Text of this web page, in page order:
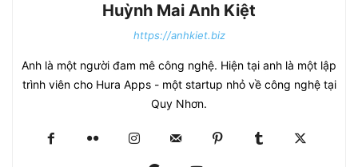
Huỳnh Mai Anh Kiệt
https://anhkiet.biz
Anh là một người đam mê công nghệ. Hiện tại anh là một lập
trình viên cho Hura Apps - một startup nhỏ về công nghệ tại
Quy Nhơn.